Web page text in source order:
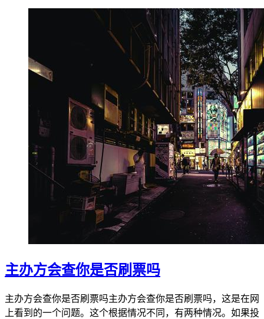
主办方会查你是否刷票吗
主办方会查你是否刷票吗主办方会查你是否刷票吗，这是在网
上看到的一个问题。这个根据情况不同，有两种情况。如果投